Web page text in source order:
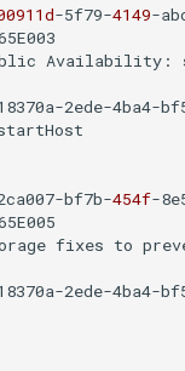
-5f79-4149-
Availability:
2ede-4ba4-
bf7b-
454f-
fixes to
2ede-4ba4-